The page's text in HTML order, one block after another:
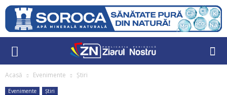
Acasă Evenimente Știri
Evenimente Știri